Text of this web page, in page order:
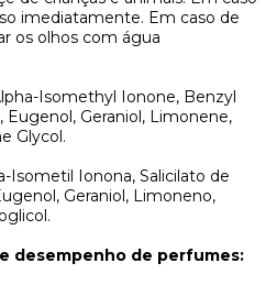
imediatamente. Em caso de
os olhos com água
Isomethyl Ionone, Benzyl
Eugenol, Geraniol, Limonene,
Glycol.
Isometil Ionona, Salicilato de
Geraniol, Limoneno,
desempenho de perfumes: